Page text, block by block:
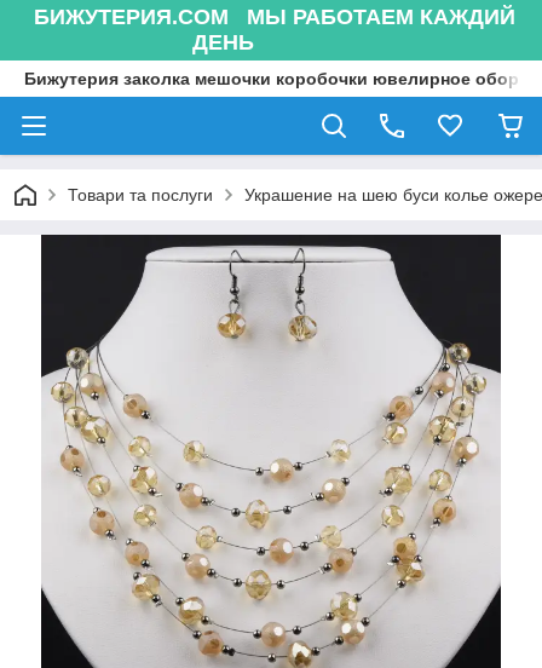
БИЖУТЕРИЯ.COM МЫ РАБОТАЕМ КАЖДИЙ
ДЕНЬ
Бижутерия заколка мешочки коробочки ювелирное
Товари та послуги Украшение на шею буси колье